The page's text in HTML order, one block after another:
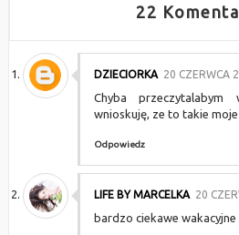
22
DZIECIORKA 20 CZERWCA
Chyba przeczytalabym
wnioskuję, ze to takie
Odpowiedz
LIFE BY MARCELKA 20
bardzo ciekawe wakacyjne